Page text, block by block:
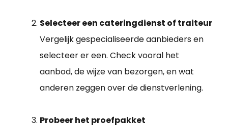
Selecteer een cateringdienst of traiteur
Vergelijk gespecialiseerde aanbieders en
selecteer er een. Check vooral het
aanbod, de wijze van bezorgen, en wat
anderen zeggen over de dienstverlening.
Probeer het proefpakket